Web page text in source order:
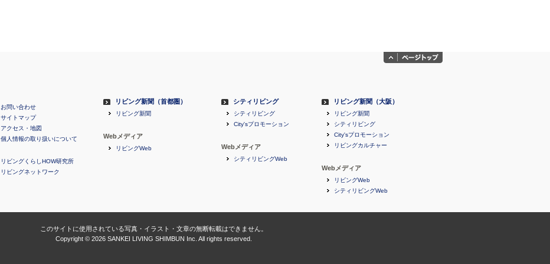
お問い合わせ
サイトマップ
アクセス・地図
個人情報の取り扱いについて
リビングくらしHOW研究所
リビングネットワーク
リビング新聞（首都圏）
リビング新聞
Webメディア
リビングWeb
シティリビング
シティリビング
City'sプロモーション
Webメディア
シティリビングWeb
リビング新聞（大阪）
リビング新聞
シティリビング
City'sプロモーション
リビングカルチャー
Webメディア
リビングWeb
シティリビングWeb
このサイトに使用されている写真・イラスト・文章の無断転載はできません。
Copyright © 2026 SANKEI LIVING SHIMBUN Inc. All rights reserved.